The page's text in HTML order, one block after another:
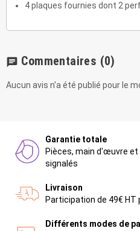
4 plaques fournies dont 2
chat Commentaires (0)
Aucun avis n'a été publié pour le
Garantie totale
Pièces, main d'œuvre
signalés
Livraison
Participation de 49€ HT
Différents modes de